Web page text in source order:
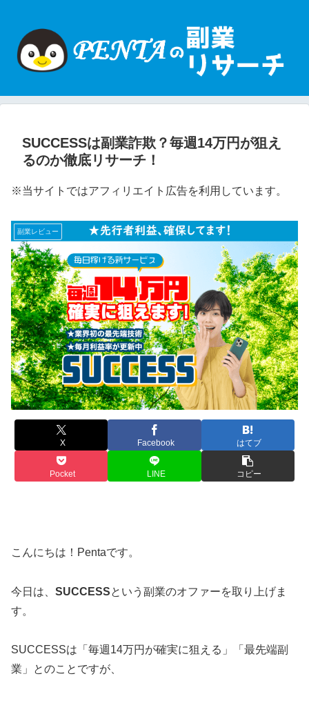
SUCCESSは副業詐欺？毎週14万円が狙え
るのか徹底リサーチ！
※当サイトではアフィリエイト広告を利用しています。
副業レビュー
X Facebook はてブ
Pocket LINE コピー
こんにちは！Pentaです。
今日は、 SUCCESSという副業のオファーを取り上げま
す。
SUCCESSは「毎週14万円が確実に狙える」「最先端副
業」とのことですが、